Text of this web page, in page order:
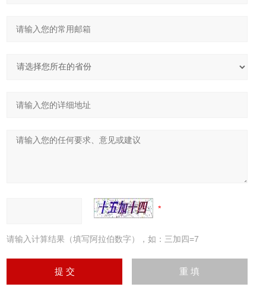
请输入计算结果（填写阿拉伯数字），如：三加四=7